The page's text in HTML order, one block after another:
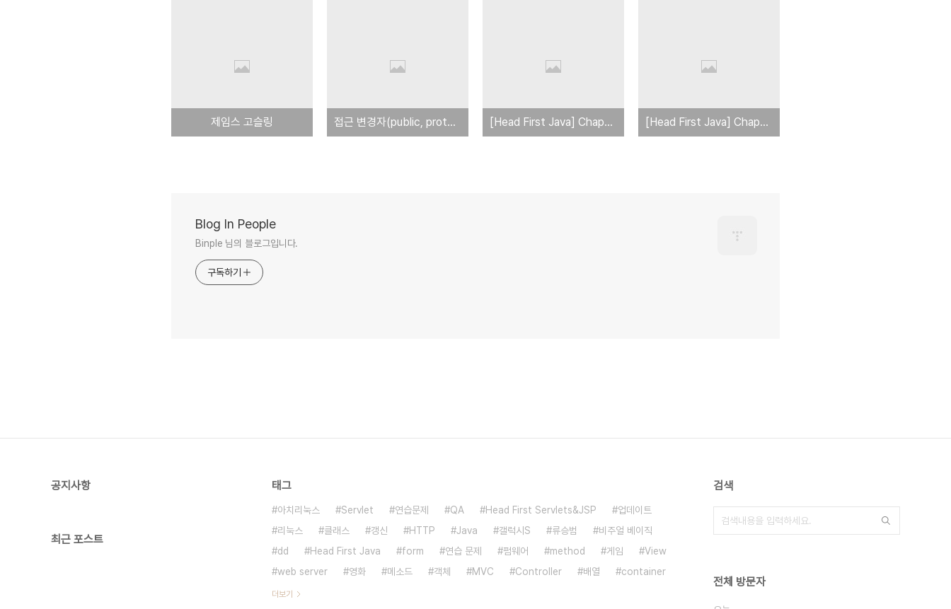
제임스 고슬링 접근 변경자(public, protected, private)의 차이점 [Head First Java] Chapter4 연습문제 수영장 퍼즐 [Head First Java] Chapter4 연습문제 결과를 맞춰봅시다.
Blog In People
Binple 님의 블로그입니다.
구독하기
공지사항
최근 포스트
태그
아치리눅스 Servlet 연습문제 QA Head First Servlets&JSP
업데이트
리눅스
클래스 갱신 HTTP Java 갤럭시S 류승범
비주얼 베이직
dd
Head First Java form 연습 문제 펌웨어 method 게임
View
web server
영화 메소드 객체 MVC Controller 배열 container
더보기
검색
전체 방문자